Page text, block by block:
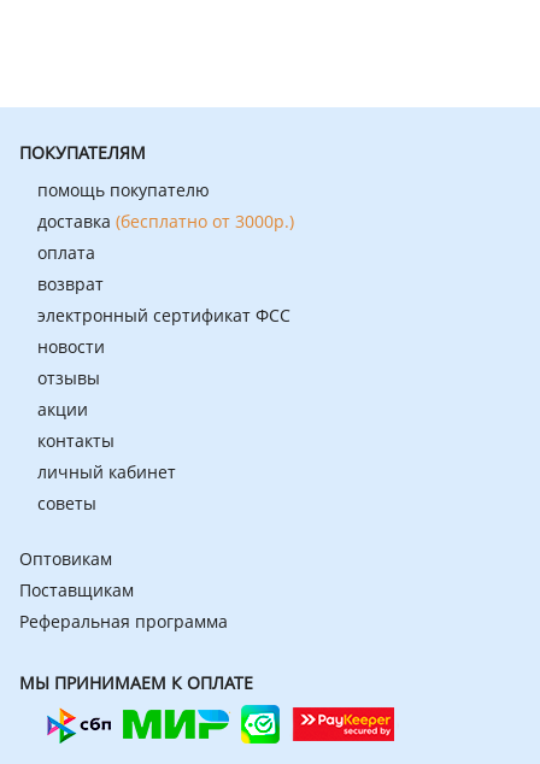
ПОКУПАТЕЛЯМ
помощь покупателю
доставка (бесплатно от 3000р.)
оплата
возврат
электронный сертификат ФСС
новости
отзывы
акции
контакты
личный кабинет
советы
Оптовикам
Поставщикам
Реферальная программа
МЫ ПРИНИМАЕМ К ОПЛАТЕ